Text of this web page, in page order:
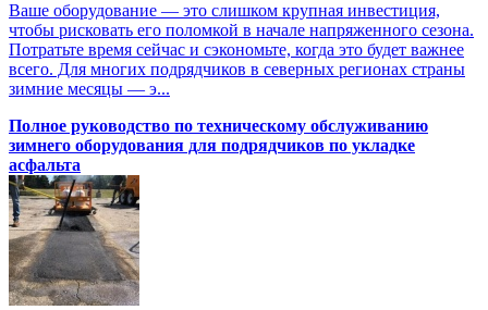
Ваше оборудование — это слишком крупная инвестиция,
чтобы рисковать его поломкой в начале напряженного сезона.
Потратьте время сейчас и сэкономьте, когда это будет важнее
всего. Для многих подрядчиков в северных регионах страны
зимние месяцы — э...
Полное руководство по техническому обслуживанию
зимнего оборудования для подрядчиков по укладке
асфальта